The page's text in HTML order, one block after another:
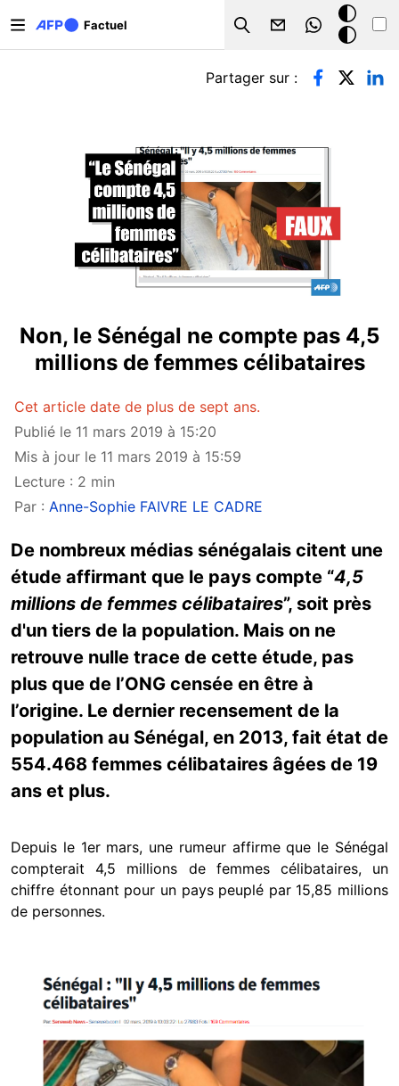
Factuel
Search
Mode
sombre
Onglets principaux
Partager sur :
Non, le Sénégal ne compte pas 4,5
millions de femmes célibataires
Cet article date de plus de sept ans.
Publié le 11 mars 2019 à 15:20
Mis à jour le 11 mars 2019 à 15:59
Lecture : 2 min
Par : Anne-Sophie FAIVRE LE CADRE
De nombreux médias sénégalais citent une
étude affirmant que le pays compte “4,5
millions de femmes célibataires”, soit près
d'un tiers de la population. Mais on ne
retrouve nulle trace de cette étude, pas
plus que de l’ONG censée en être à
l’origine. Le dernier recensement de la
population au Sénégal, en 2013, fait état de
554.468 femmes célibataires âgées de 19
ans et plus.
Depuis le 1er mars, une rumeur affirme que le Sénégal
compterait 4,5 millions de femmes célibataires, un
chiffre étonnant pour un pays peuplé par 15,85 millions
de personnes.
Image